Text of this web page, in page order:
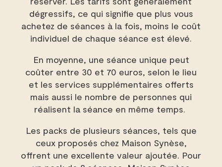
dégressifs, ce qui signifie que plus vous
achetez de séances à la fois, moins le coût
individuel de chaque séance est élevé.
En moyenne, une séance unique peut
coûter entre 30 et 70 euros, selon le lieu
et les services supplémentaires offerts
mais aussi le nombre de personnes qui
réalisent la séance en même temps.
Les packs de plusieurs séances, tels que
ceux proposés chez Maison Synèse,
offrent une excellente valeur ajoutée. Pour